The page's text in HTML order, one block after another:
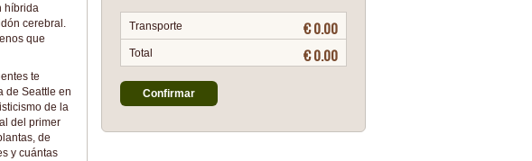
híbrida
cerebral.
que
te
de Seattle en
de la
del primer
de
y cuántas
Transporte € 0.00
Total € 0.00
Confirmar